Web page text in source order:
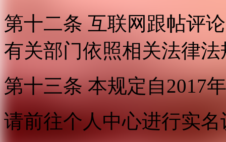
第十二条 互联网跟帖评
有关部门依照相关法律
第十三条 本规定自2017
请前往个人中心进行实名